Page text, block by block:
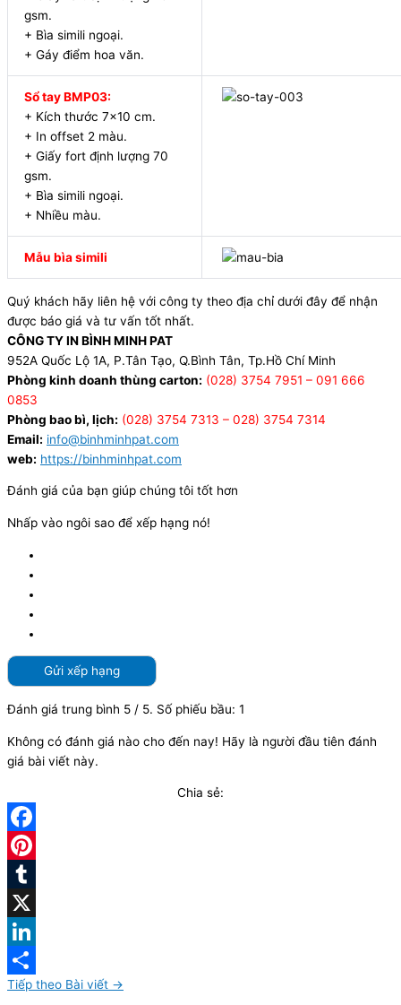
gsm.
+ Bìa simili ngoại.
+ Gáy điểm hoa văn.
Sổ tay BMP03:
+ Kích thước 7×10 cm.
+ In offset 2 màu.
+ Giấy fort định lượng 70
gsm.
+ Bìa simili ngoại.
+ Nhiều màu.
Mẫu bìa simili
Quý khách hãy liên hệ với công ty theo địa chỉ dưới đây để nhận
được báo giá và tư vấn tốt nhất.
CÔNG TY IN BÌNH MINH PAT
952A Quốc Lộ 1A, P.Tân Tạo, Q.Bình Tân, Tp.Hồ Chí Minh
Phòng kinh doanh thùng carton: (028) 3754 7951 – 091 666
0853
Phòng bao bì, lịch: (028) 3754 7313 – 028) 3754 7314
Email: info@binhminhpat.com
web: https://binhminhpat.com
Đánh giá của bạn giúp chúng tôi tốt hơn
Nhấp vào ngôi sao để xếp hạng nó!
Gửi xếp hạng
Đánh giá trung bình 5 / 5. Số phiếu bầu: 1
Không có đánh giá nào cho đến nay! Hãy là người đầu tiên đánh
giá bài viết này.
Chia sẻ:
Tiếp theo Bài viết →